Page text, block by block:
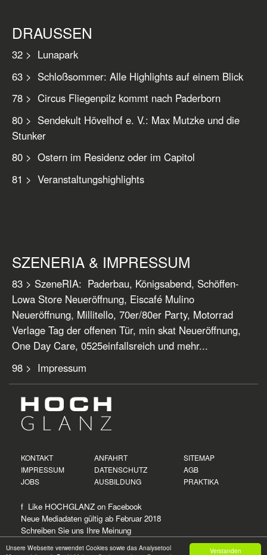
Verstanden
Unsere Webseite verwendet Cookies sowie das Analysetool
DRAUSSEN
32 > Lunapark
63 > Schloßsommer: Alle Highlights auf einem Blick
78 > Circus Fliegenpilz kommt nach Paderborn
80 > Sendekult Hövelhof e. V.: Max Mutzke und die
Stunker
80 > Ostern im Residenz oder im Capitol
81 > Veranstaltungshighlights
SZENERIA & IMPRESSUM
83 > SzeneRIA: Paderbau, Königsabend, Schöffen-
Lowa Store Neueröffnung, Eiscafé Mulino
Neueröffnung, Millitello, 70er/80er Party, Motorrad
Verlage Tag der offenen Tür, min skat Neueröffnung,
One Day Care, 0525einfallsreich und mehr...
98 > Impressum
KONTAKT ANFAHRT
SITEMAP
IMPRESSUM
DATENSCHUTZ
AGB
JOBS
AUSBILDUNG PRAKTIKA
f Like HOCHGLANZ on Facebook
Neue Mediadaten gültig ab Februar 2018
Schreiben Sie uns Ihre Meinung